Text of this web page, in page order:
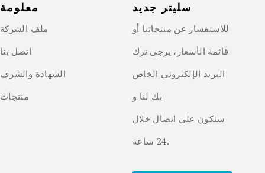
معلومة
ملف الشركة
اتصل بنا
الشهادة والشرف
منتجات
سليتر جديد
للاستفسار عن منتجاتنا أو
قائمة الأسعار، يرجى ترك
البريد الإلكتروني الخاص
بك لنا و
سنكون على اتصال خلال
24 ساعة.